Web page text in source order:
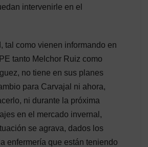
intervenirle en el
tal como vienen informando en
tanto Melchor Ruiz como
no tiene en sus planes
para Carvajal ni ahora,
ni durante la próxima
en el mercado invernal,
se agrava, dados los
enfermería que están teniendo